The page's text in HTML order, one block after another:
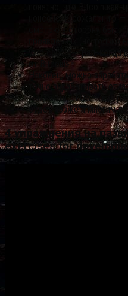
понятно, что Bitcoin как
нонсенс. К сожалению —
смотрю в сторону
проявлениях (но только
уже своё сыграл, когда
от Bitcoin».
Наконец, можно
точно зарабатывать
жадности :: EOS — как
будет позже и многим
4 упражнения на
exercises for